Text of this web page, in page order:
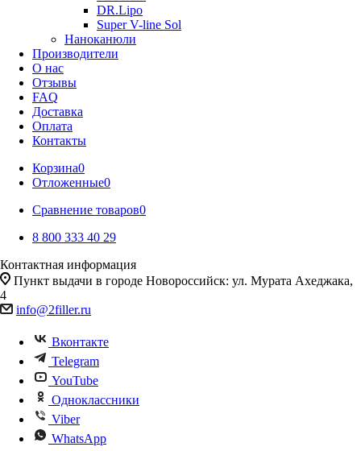
DR.Lipo
Super V-line Sol
Наноканюли
Производители
О нас
Отзывы
FAQ
Доставка
Оплата
Контакты
Корзина0
Отложенные0
Сравнение товаров0
8 800 333 40 29
Контактная информация
Пункт выдачи в городе Новороссийск: ул. Мурата Ахеджака,
4
info@2filler.ru
Вконтакте
Telegram
YouTube
Одноклассники
Viber
WhatsApp